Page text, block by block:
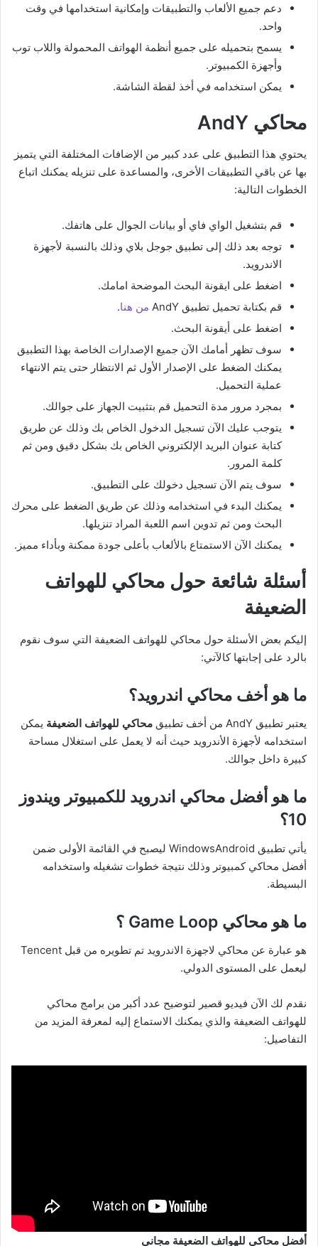
دعم جميع الألعاب والتطبيقات وإمكانية استخدامها في وقت
واحد.
يسمح بتحميله على جميع أنظمة الهواتف المحمولة واللاب توب
وأجهزة الكمبيوتر.
يمكن استخدامه في أخذ لقطة الشاشة.
محاكي AndY
يحتوي هذا التطبيق على عدد كبير من الإضافات المختلفة التي يتميز
بها عن باقي التطبيقات الأخرى، والمساعدة على تنزيله يمكنك اتباع
الخطوات التالية:
قم بتشغيل الواي فاي أو بيانات الجوال على هاتفك.
توجه بعد ذلك إلى تطبيق جوجل بلاي وذلك بالنسبة لأجهزة
الاندرويد.
اضغط على ايقونة البحث الموضحة امامك.
قم بكتابة تحميل تطبيق AndY
من هنا.
اضغط على أيقونة البحث.
سوف تظهر أمامك الآن جميع الإصدارات الخاصة بهذا التطبيق
يمكنك الضغط على الإصدار الأول ثم الانتظار حتى يتم الانتهاء
عملية التحميل.
بمجرد مرور مدة التحميل قم بتثبيت الجهاز على جوالك.
يتوجب عليك الآن تسجيل الدخول الخاص بك وذلك عن طريق
كتابة عنوان البريد الإلكتروني الخاص بك بشكل دقيق ومن ثم
كلمة المرور.
سوف يتم الآن تسجيل دخولك على التطبيق.
يمكنك البدء في استخدامه وذلك عن طريق الضغط على محرك
البحث ومن ثم تدوين اسم اللعبة المراد تنزيلها.
يمكنك الآن الاستمتاع بالألعاب بأعلى جودة ممكنة وبأداء مميز.
أسئلة شائعة حول محاكي للهواتف
الضعيفة
إليكم بعض الأسئلة حول محاكي للهواتف الضعيفة التي سوف نقوم
بالرد على إجابتها كالآتي:
ما هو أخف محاكي اندرويد؟
يعتبر تطبيق AndY من أخف تطبيق محاكي للهواتف الضعيفة يمكن
استخدامه لأجهزة الأندرويد حيث أنه لا يعمل على استغلال مساحة
كبيرة داخل جوالك.
ما هو أفضل محاكي اندرويد للكمبيوتر ويندوز
10؟
يأتي تطبيق WindowsAndroid ليصبح في القائمة الأولى ضمن
أفضل محاكي كمبيوتر وذلك نتيجة خطوات تشغيله واستخدامه
البسيطة.
ما هو محاكي Game Loop ؟
هو عبارة عن محاكي لاجهزة الاندرويد تم تطويره من قبل Tencent
ليعمل على المستوى الدولي.
نقدم لك الآن فيديو قصير لتوضيح عدد أكبر من برامج محاكي
للهواتف الضعيفة والذي يمكنك الاستماع إليه لمعرفة المزيد من
التفاصيل:
أفضل محاكي للهواتف الضعيفة مجاني